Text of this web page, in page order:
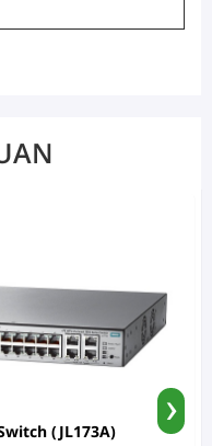
(JL173A) ›